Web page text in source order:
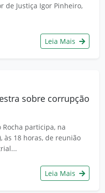
de Justiça Igor Pinheiro,
Leia Mais
sobre corrupção
Rocha participa, na
às 18 horas, de reunião
Leia Mais